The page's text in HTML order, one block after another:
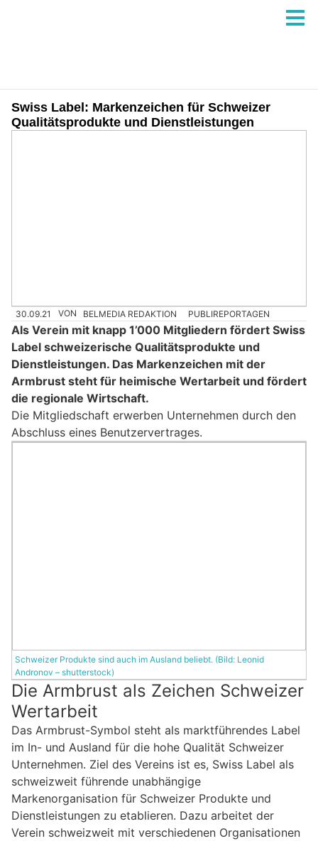
Swiss Label: Markenzeichen für Schweizer
Qualitätsprodukte und Dienstleistungen
30.09.21 VON BELMEDIA REDAKTION PUBLIREPORTAGEN
Als Verein mit knapp 1’000 Mitgliedern fördert Swiss
Label schweizerische Qualitätsprodukte und
Dienstleistungen. Das Markenzeichen mit der
Armbrust steht für heimische Wertarbeit und fördert
die regionale Wirtschaft.
Die Mitgliedschaft erwerben Unternehmen durch den
Abschluss eines Benutzervertrages.
Schweizer Produkte sind auch im Ausland beliebt. (Bild: Leonid
Andronov – shutterstock)
Die Armbrust als Zeichen Schweizer
Wertarbeit
Das Armbrust-Symbol steht als marktführendes Label
im In- und Ausland für die hohe Qualität Schweizer
Unternehmen. Ziel des Vereins ist es, Swiss Label als
schweizweit führende unabhängige
Markenorganisation für Schweizer Produkte und
Dienstleistungen zu etablieren. Dazu arbeitet der
Verein schweizweit mit verschiedenen Organisationen